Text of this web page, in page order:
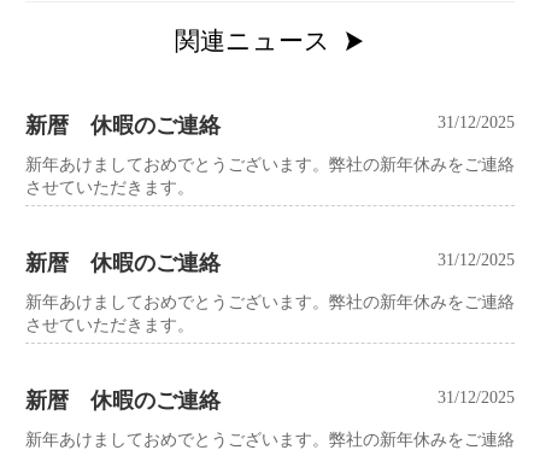
関連ニュース 
新暦 休暇のご連絡 31/12/2025
新年あけましておめでとうございます。弊社の新年休みをご連絡
させていただきます。
新暦 休暇のご連絡 31/12/2025
新年あけましておめでとうございます。弊社の新年休みをご連絡
させていただきます。
新暦 休暇のご連絡 31/12/2025
新年あけましておめでとうございます。弊社の新年休みをご連絡